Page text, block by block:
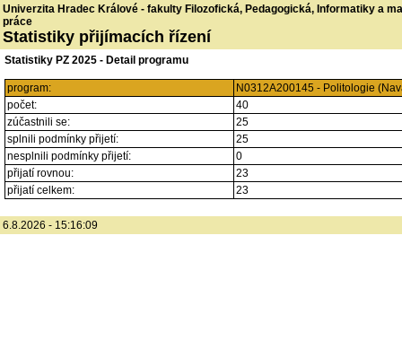
Univerzita Hradec Králové - fakulty Filozofická, Pedagogická, Informatiky a
práce
Statistiky přijímacích řízení
Statistiky PZ 2025 - Detail programu
program:
N0312A200145 - Politologie
počet:
40
zúčastnili se:
25
splnili podmínky přijetí:
25
nesplnili podmínky přijetí:
0
přijatí rovnou:
23
přijatí celkem:
23
6.8.2026 - 15:16:09